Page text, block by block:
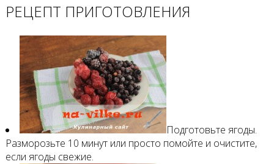
РЕЦЕПТ ПРИГОТОВЛЕНИЯ
Подготовьте ягоды.
Разморозьте 10 минут или просто помойте и очистите,
если ягоды свежие.